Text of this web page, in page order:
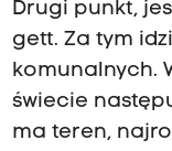
Drugi punkt,
gett. Za tym
komunalnych.
świecie
ma teren,